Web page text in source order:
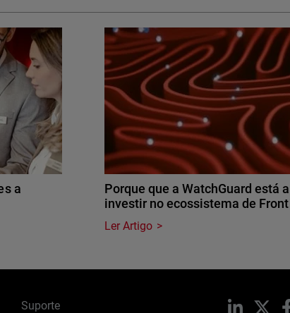
a
Porque que a WatchGuard está a
investir no ecossistema de
Ler Artigo
Suporte LinkedIn